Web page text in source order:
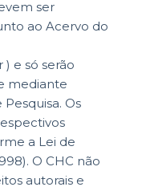
ser
ao Acervo do
e só serão
mediante
Os
a Lei de
O CHC não
autorais e